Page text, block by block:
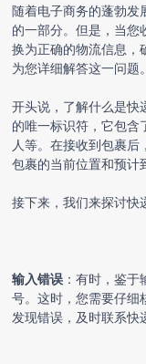
随着电子商务的蓬勃发
的一部分。但是，当
换为正确的物流信息，
为您详细解答这一问题。
开头说，了解什么是快
的唯一标识符，它包
人等。在接收到包裹
包裹的当前位置和预计
接下来，我们来探讨快
输入错误 ：有时，鉴
号。这时，您需要仔细
发现错误，及时联系快